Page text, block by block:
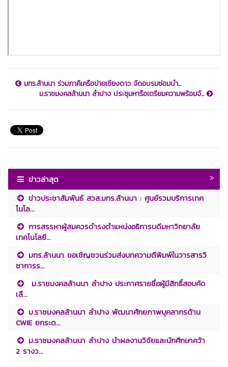
มทร.ล้านนา ร่วมภาคีเครือข่ายเชียงดาว จัดอบรมซ่อมบำ...
ม.ราชมงคลล้านนา ลำปาง ประชุมหารือเตรียมความพร้อมจั...
ข่าวล่าสุด
ข่าวประชาสัมพันธ์ สวส.มทร.ล้านนา : ศูนย์รวมบริการเทค
โนโล...
การสรรหาผู้สมควรดำรงตำแหน่งอธิการบดีมหาวิทยาลัย
เทคโนโลยี...
มทร.ล้านนา ขอเชิญชวนร่วมส่งบทความตีพิมพ์ในวารสารวิ
ชาการร...
ม.ราชมงคลล้านนา ลำปาง ประกาศรายชื่อผู้มีสิทธิ์สอบคัด
เลื...
ม.ราชมงคลล้านนา ลำปาง พัฒนาศักยภาพบุคลากรด้าน
CWIE ยกระด...
ม.ราชมงคลล้านนา ลำปาง นำผลงานวิจัยและนักศึกษาคว้า
2 รางว...